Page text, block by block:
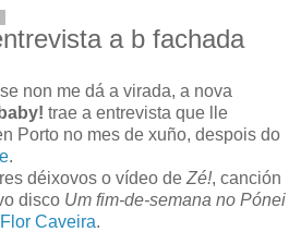
a b fachada
non me dá a virada, a nova
trae a entrevista que lle
Porto no mes de xuño, despois do
.
déixovos o vídeo de Zé!, canción
disco Um fim-de-semana no Pónei
Flor Caveira.